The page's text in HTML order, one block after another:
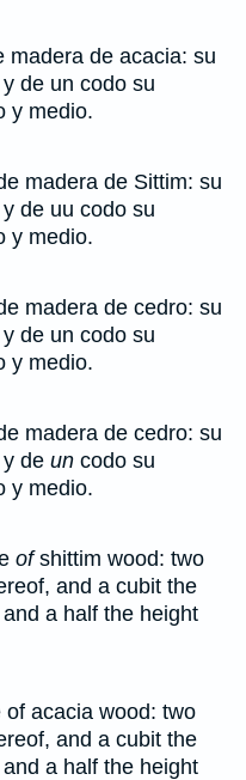
madera de acacia: su
de un codo su
y medio.
madera de Sittim: su
de uu codo su
y medio.
madera de cedro: su
de un codo su
y medio.
madera de cedro: su
de un codo su
y medio.
ofshittim wood: two
and a cubit the
a half the height
acacia wood: two
and a cubit the
a half the height